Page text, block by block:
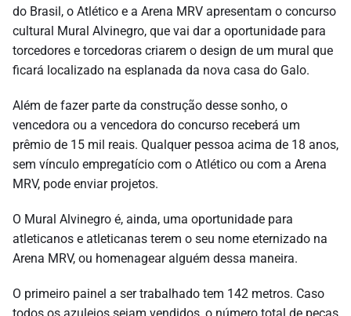
do Brasil, o Atlético e a Arena MRV apresentam o concurso
cultural Mural Alvinegro, que vai dar a oportunidade para
torcedores e torcedoras criarem o design de um mural que
ficará localizado na esplanada da nova casa do Galo.
Além de fazer parte da construção desse sonho, o
vencedora ou a vencedora do concurso receberá um
prêmio de 15 mil reais. Qualquer pessoa acima de 18 anos,
sem vínculo empregatício com o Atlético ou com a Arena
MRV, pode enviar projetos.
O Mural Alvinegro é, ainda, uma oportunidade para
atleticanos e atleticanas terem o seu nome eternizado na
Arena MRV, ou homenagear alguém dessa maneira.
O primeiro painel a ser trabalhado tem 142 metros. Caso